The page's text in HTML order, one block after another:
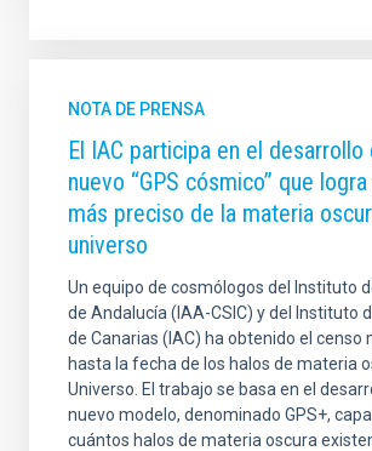
NOTA DE PRENSA
El IAC participa en el desarrollo
nuevo “GPS cósmico” que
más preciso de la materia
universo
Un equipo de cosmólogos del Instituto
de Andalucía (IAA-CSIC) y del Instituto
de Canarias (IAC) ha obtenido el censo
hasta la fecha de los halos de materia
Universo. El trabajo se basa en el
nuevo modelo, denominado GPS+,
cuántos halos de materia oscura